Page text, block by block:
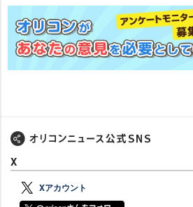
X
Xアカウント